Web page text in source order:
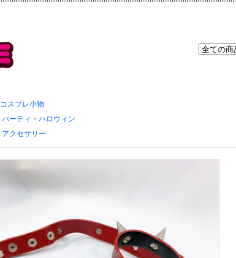
コスプレ小物
パーティ・ハロウィン
アクセサリー